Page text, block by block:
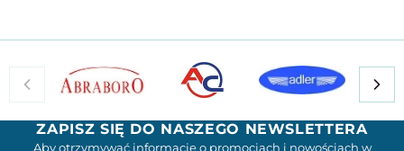
ZAPISZ SIĘ DO NASZEGO NEWSLETTERA
Aby otrzymywać informacje o promocjach i nowościach w